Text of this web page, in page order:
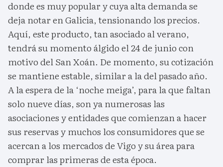
donde es muy popular y cuya alta demanda se
deja notar en Galicia, tensionando los precios.
Aquí, este producto, tan asociado al verano,
tendrá su momento álgido el 24 de junio con
motivo del San Xoán. De momento, su cotización
se mantiene estable, similar a la del pasado año.
A la espera de la ‘noche meiga’, para la que faltan
solo nueve días, son ya numerosas las
asociaciones y entidades que comienzan a hacer
sus reservas y muchos los consumidores que se
acercan a los mercados de Vigo y su área para
comprar las primeras de esta época.